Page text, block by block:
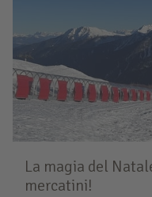
La magia del
mercatini!